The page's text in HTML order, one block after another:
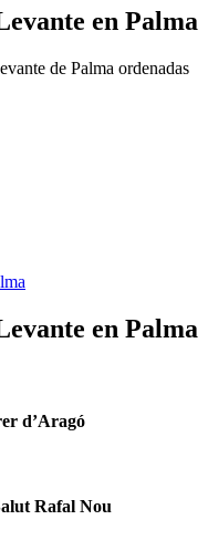
en Palma
de Palma ordenadas
en Palma
d’Aragó
Rafal Nou